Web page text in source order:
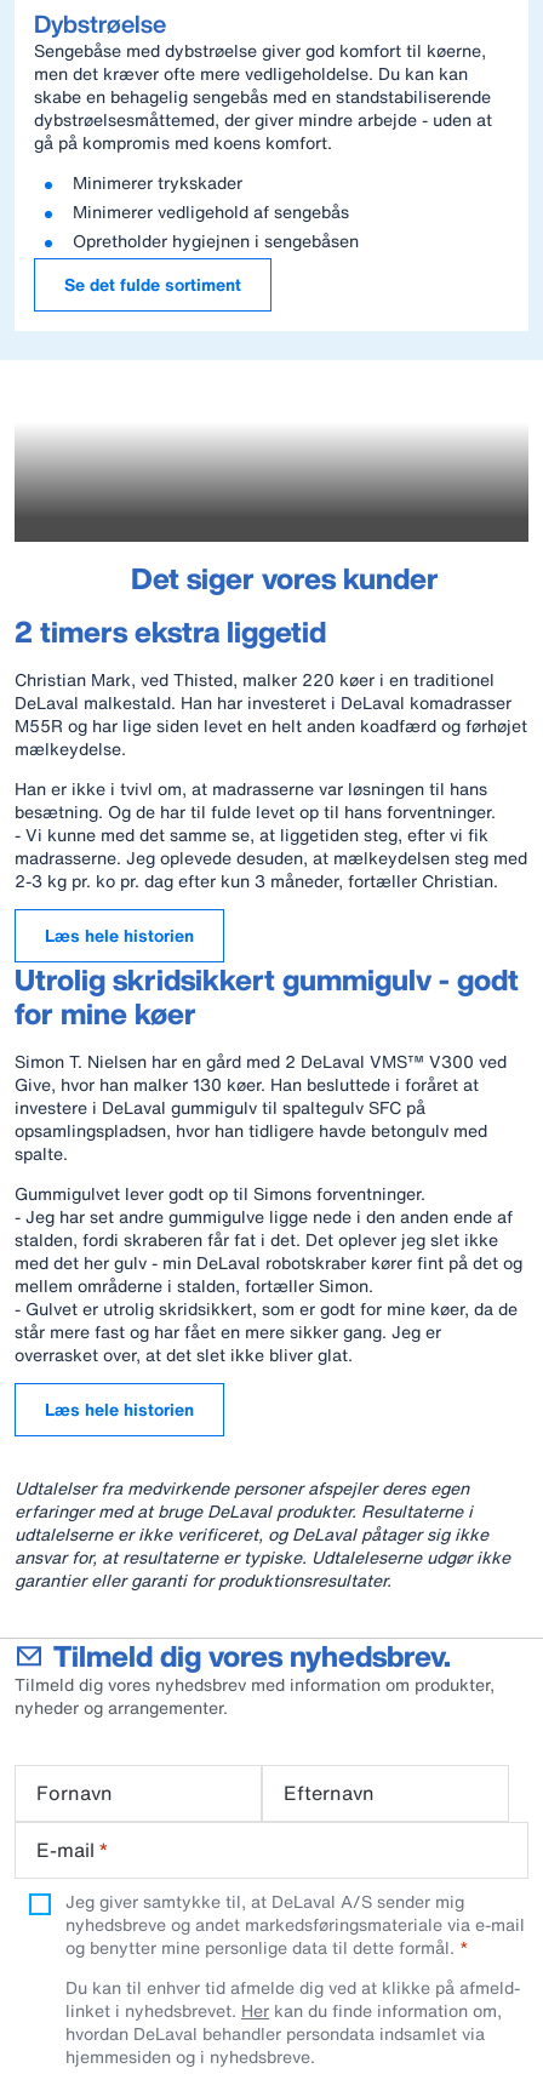
Dybstrøelse
Sengebåse med dybstrøelse giver god komfort til køerne,
men det kræver ofte mere vedligeholdelse. Du kan kan
skabe en behagelig sengebås med en standstabiliserende
dybstrøelsesmåttemed, der giver mindre arbejde - uden at
gå på kompromis med koens komfort.
Minimerer trykskader
Minimerer vedligehold af sengebås
Opretholder hygiejnen i sengebåsen
Se det fulde sortiment
Det siger vores kunder
2 timers ekstra liggetid
Christian Mark, ved Thisted, malker 220 køer i en traditionel
DeLaval malkestald. Han har investeret i DeLaval komadrasser
M55R og har lige siden levet en helt anden koadfærd og førhøjet
mælkeydelse.
Han er ikke i tvivl om, at madrasserne var løsningen til hans
besætning. Og de har til fulde levet op til hans forventninger.
- Vi kunne med det samme se, at liggetiden steg, efter vi fik
madrasserne. Jeg oplevede desuden, at mælkeydelsen steg med
2-3 kg pr. ko pr. dag efter kun 3 måneder, fortæller Christian.
Læs hele historien
Utrolig skridsikkert gummigulv - godt
for mine køer
Simon T. Nielsen har en gård med 2 DeLaval VMS™ V300 ved
Give, hvor han malker 130 køer. Han besluttede i foråret at
investere i DeLaval gummigulv til spaltegulv SFC på
opsamlingspladsen, hvor han tidligere havde betongulv med
spalte.
Gummigulvet lever godt op til Simons forventninger.
- Jeg har set andre gummigulve ligge nede i den anden ende af
stalden, fordi skraberen får fat i det. Det oplever jeg slet ikke
med det her gulv - min DeLaval robotskraber kører fint på det og
mellem områderne i stalden, fortæller Simon.
- Gulvet er utrolig skridsikkert, som er godt for mine køer, da de
står mere fast og har fået en mere sikker gang. Jeg er
overrasket over, at det slet ikke bliver glat.
Læs hele historien
Udtalelser fra medvirkende personer afspejler deres egen
erfaringer med at bruge DeLaval produkter. Resultaterne i
udtalelserne er ikke verificeret, og DeLaval påtager sig ikke
ansvar for, at resultaterne er typiske. Udtaleleserne udgør ikke
garantier eller garanti for produktionsresultater.
Tilmeld dig vores nyhedsbrev.
Tilmeld dig vores nyhedsbrev med information om produkter,
nyheder og arrangementer.
Fornavn
Efternavn
E-mail *
Jeg giver samtykke til, at DeLaval A/S sender mig
nyhedsbreve og andet markedsføringsmateriale via e-mail
og benytter mine personlige data til dette formål.
Du kan til enhver tid afmelde dig ved at klikke på afmeld-
linket i nyhedsbrevet. Her kan du finde information om,
hvordan DeLaval behandler persondata indsamlet via
hjemmesiden og i nyhedsbreve.